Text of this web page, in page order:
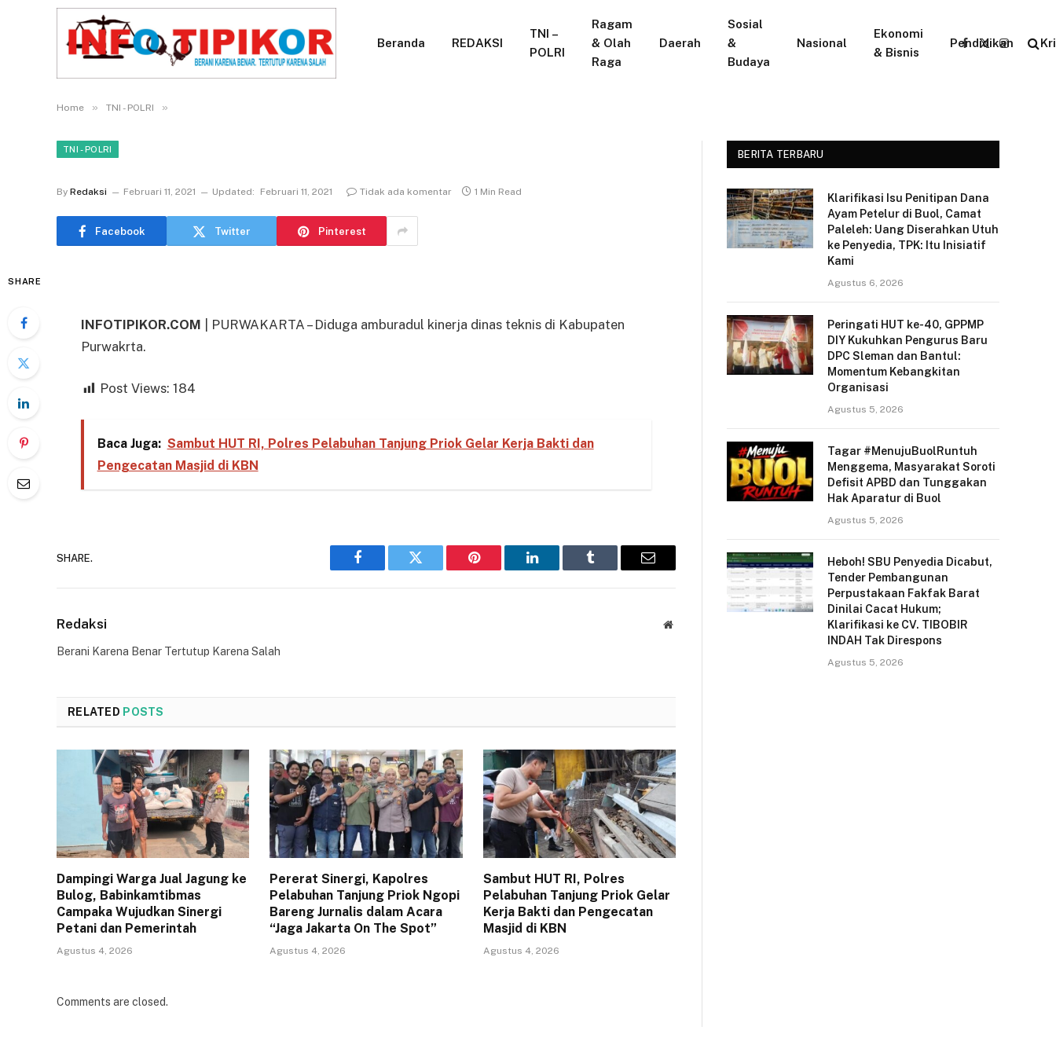
Beranda REDAKSI
TNI –
POLRI
Ragam
& Olah
Raga
Daerah
Sosial
&
Budaya
Nasional
Ekonomi
& Bisnis
Pendidikan
Facebook
X
Instagram
Home » TNI - POLRI »
TNI - POLRI
By Redaksi Februari 11, 2021 Updated: Februari 11, 2021 Tidak ada komentar 1 Min Read
Facebook Twitter Pinterest
SHARE
INFOTIPIKOR.COM
| PURWAKARTA – Diduga amburadul kinerja dinas teknis di Kabupaten
Purwakrta.
Post Views: 184
Baca Juga: Sambut HUT RI, Polres Pelabuhan Tanjung Priok Gelar Kerja Bakti dan
Pengecatan Masjid di KBN
SHARE.
Facebook Twitter Pinterest LinkedIn Tumblr Email
Redaksi Website
Berani Karena Benar Tertutup Karena Salah
RELATED POSTS
Dampingi Warga Jual Jagung ke
Bulog, Babinkamtibmas
Campaka Wujudkan Sinergi
Petani dan Pemerintah
Agustus 4, 2026
Pererat Sinergi, Kapolres
Pelabuhan Tanjung Priok Ngopi
Bareng Jurnalis dalam Acara
“Jaga Jakarta On The Spot”
Agustus 4, 2026
Sambut HUT RI, Polres
Pelabuhan Tanjung Priok Gelar
Kerja Bakti dan Pengecatan
Masjid di KBN
Agustus 4, 2026
Comments are closed.
BERITA TERBARU
Klarifikasi Isu Penitipan Dana
Ayam Petelur di Buol, Camat
Paleleh: Uang Diserahkan Utuh
ke Penyedia, TPK: Itu Inisiatif
Kami
Agustus 6, 2026
Peringati HUT ke-40, GPPMP
DIY Kukuhkan Pengurus Baru
DPC Sleman dan Bantul:
Momentum Kebangkitan
Organisasi
Agustus 5, 2026
Tagar #MenujuBuolRuntuh
Menggema, Masyarakat Soroti
Defisit APBD dan Tunggakan
Hak Aparatur di Buol
Agustus 5, 2026
Heboh! SBU Penyedia Dicabut,
Tender Pembangunan
Perpustakaan Fakfak Barat
Dinilai Cacat Hukum;
Klarifikasi ke CV. TIBOBIR
INDAH Tak Direspons
Agustus 5, 2026